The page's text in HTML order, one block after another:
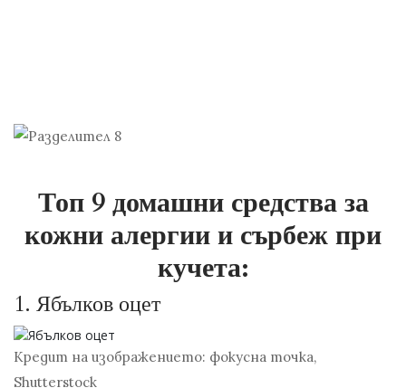
Топ 9 домашни средства за
кожни алергии и сърбеж при
кучета:
1. Ябълков оцет
Кредит на изображението: фокусна точка,
Shutterstock